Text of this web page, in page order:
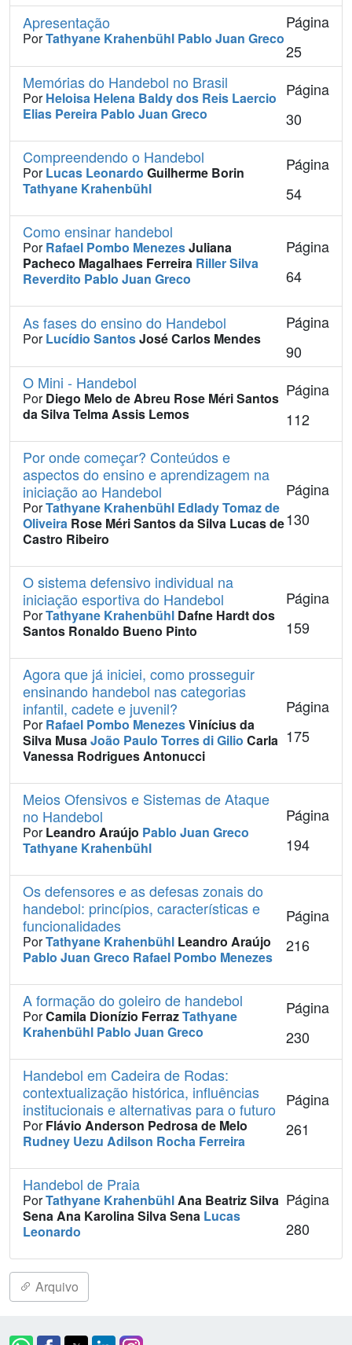
Apresentação
PorTathyane Krahenbühl Pablo Juan Greco
Página
25
Memórias do Handebol no Brasil
PorHeloisa Helena Baldy dos Reis Laercio
Elias Pereira Pablo Juan Greco
Página
30
Compreendendo o Handebol
PorLucas Leonardo Guilherme Borin
Tathyane Krahenbühl
Página
54
Como ensinar handebol
PorRafael Pombo MenezesJuliana
Pacheco Magalhaes Ferreira Riller Silva
Reverdito Pablo Juan Greco
Página
64
As fases do ensino do Handebol
PorLucídio SantosJosé Carlos Mendes
Página
90
O Mini - Handebol
PorDiego Melo de Abreu Rose Méri Santos
da SilvaTelma Assis Lemos
Página
112
Por onde começar? Conteúdos e
aspectos do ensino e aprendizagem na
iniciação ao Handebol
PorTathyane Krahenbühl Edlady Tomaz de
Oliveira Rose Méri Santos da Silva Lucas de
Castro Ribeiro
Página
130
O sistema defensivo individual na
iniciação esportiva do Handebol
PorTathyane Krahenbühl Dafne Hardt dos
Santos Ronaldo Bueno Pinto
Página
159
Agora que já iniciei, como prosseguir
ensinando handebol nas categorias
infantil, cadete e juvenil?
PorRafael Pombo MenezesVinícius da
Silva MusaJoão Paulo Torres di Gilio Carla
Vanessa Rodrigues Antonucci
Página
175
Meios Ofensivos e Sistemas de Ataque
no Handebol
PorLeandro Araújo Pablo Juan Greco
Tathyane Krahenbühl
Página
194
Os defensores e as defesas zonais do
handebol: princípios, características e
funcionalidades
PorTathyane Krahenbühl Leandro Araújo
Pablo Juan Greco Rafael Pombo Menezes
Página
216
A formação do goleiro de handebol
PorCamila Dionízio FerrazTathyane
Krahenbühl Pablo Juan Greco
Página
230
Handebol em Cadeira de Rodas:
contextualização histórica, influências
institucionais e alternativas para o futuro
PorFlávio Anderson Pedrosa de Melo
Rudney Uezu Adilson Rocha Ferreira
Página
261
Handebol de Praia
PorTathyane KrahenbühlAna Beatriz Silva
SenaAna Karolina Silva Sena Lucas
Leonardo
Página
280
Arquivo